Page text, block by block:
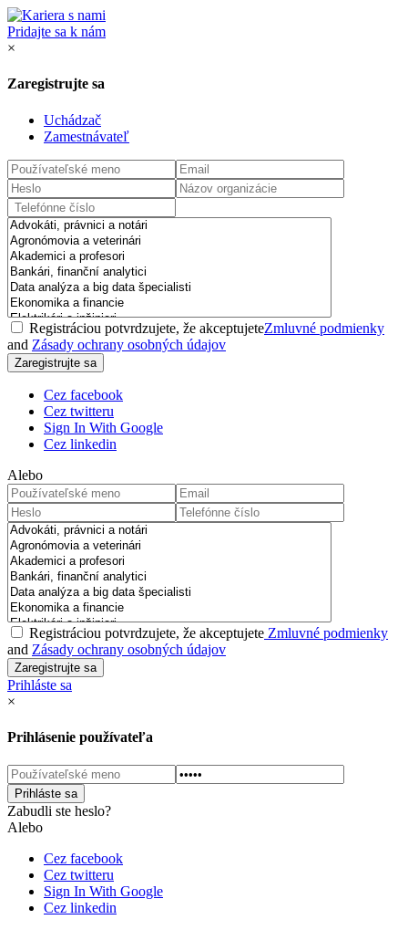
Pridajte sa k nám
×
Zaregistrujte sa
Uchádzač
Zamestnávateľ
Registráciou potvrdzujete, že akceptujeteZmluvné podmienky
and Zásady ochrany osobných údajov
Cez facebook
Cez twitteru
Sign In With Google
Cez linkedin
Alebo
Registráciou potvrdzujete, že akceptujete Zmluvné podmienky
and Zásady ochrany osobných údajov
Prihláste sa
×
Prihlásenie používateľa
Zabudli ste heslo?
Alebo
Cez facebook
Cez twitteru
Sign In With Google
Cez linkedin